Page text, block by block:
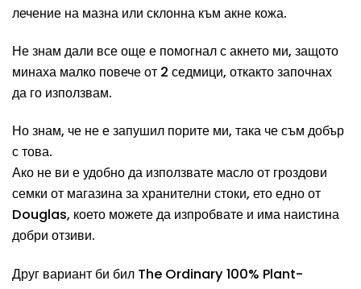
лечение на мазна или склонна към акне кожа.
Не знам дали все още е помогнал с акнето ми, защото
минаха малко повече от 2 седмици, откакто започнах
да го използвам.
Но знам, че не е запушил порите ми, така че съм добър
с това.
Ако не ви е удобно да използвате масло от гроздови
семки от магазина за хранителни стоки, ето едно от
Douglas, което можете да изпробвате и има наистина
добри отзиви.
Друг вариант би бил The Ordinary 100% Plant-